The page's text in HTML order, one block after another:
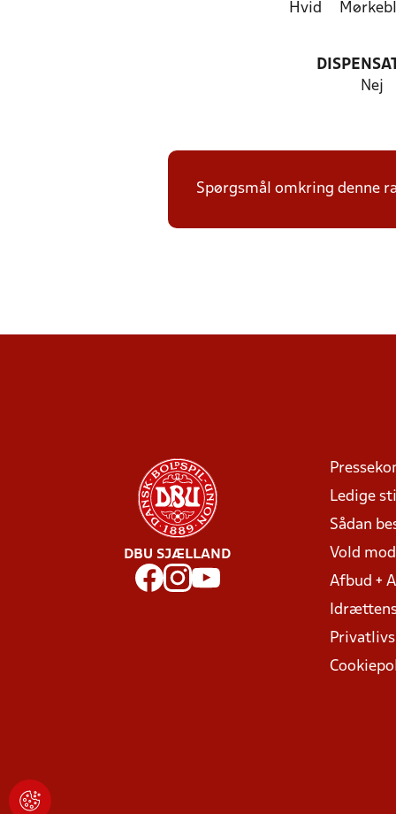
Hvid
Nej
Spørgsmål omkring denne
DBU SJÆLLAND
Ledige
Sådan
Vold
Afbud +